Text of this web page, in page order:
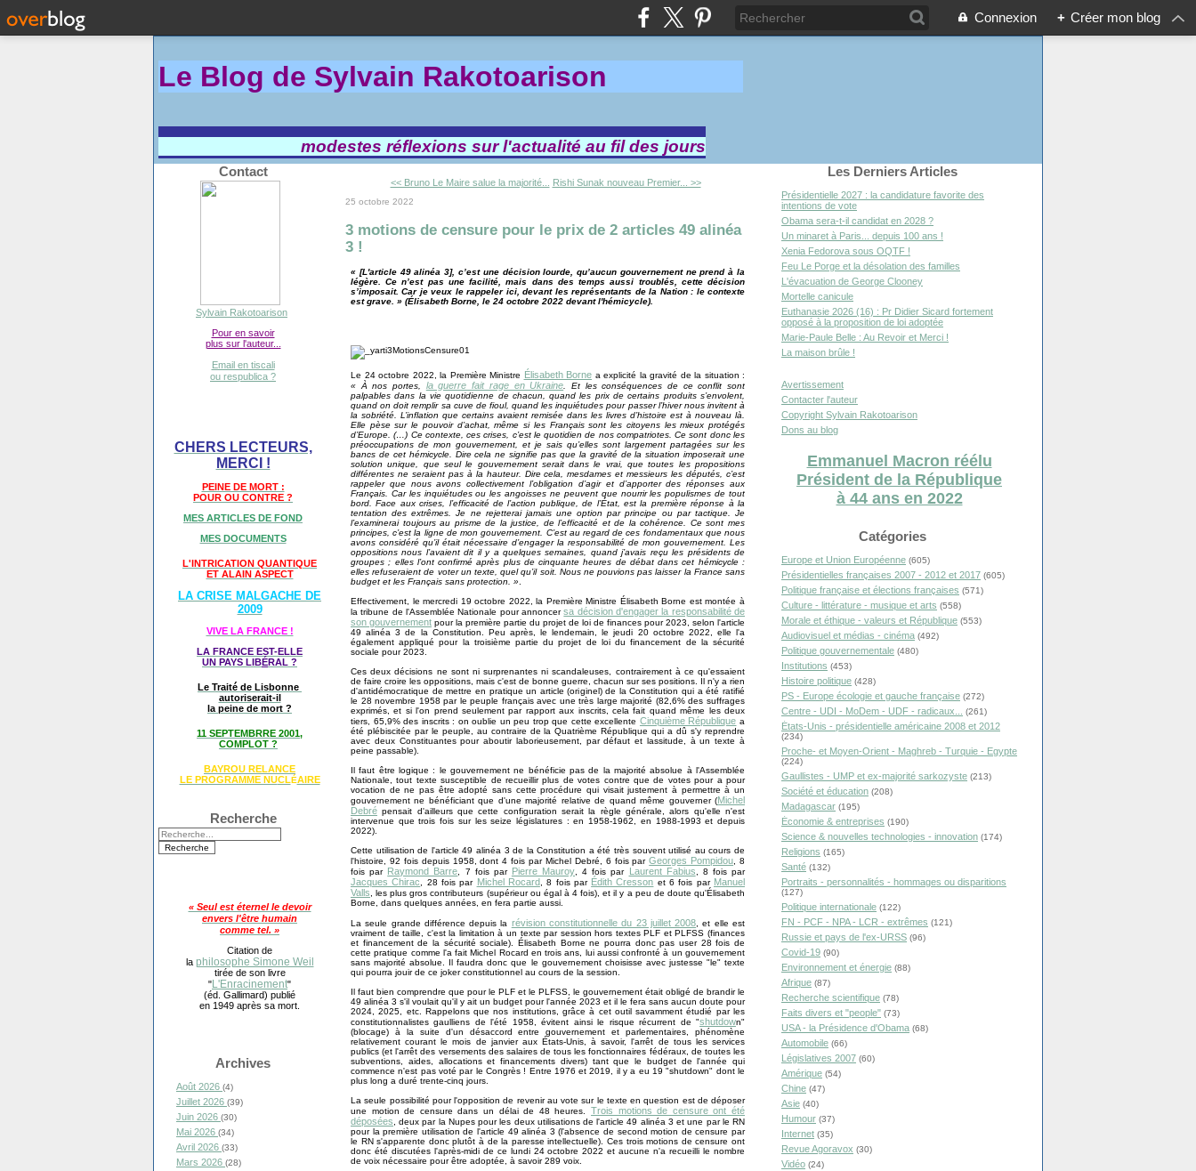
Connexion + Créer mon blog
Le Blog de Sylvain Rakotoarison
modestes réflexions sur l'actualité au fil des jours
Contact
Sylvain Rakotoarison
Pour en savoir
plus sur l'auteur...
Email en tiscali
ou respublica ?
CHERS LECTEURS,
MERCI !
PEINE DE MORT :
POUR OU CONTRE ?
MES ARTICLES DE FOND
MES DOCUMENTS
L'INTRICATION QUANTIQUE
ET ALAIN ASPECT
LA CRISE MALGACHE DE
2009
VIVE LA FRANCE !
LA FRANCE EST-ELLE
UN PAYS LIBÉRAL ?
Le Traité de Lisbonne
autoriserait-il
la peine de mort ?
11 SEPTEMBRRE 2001,
COMPLOT ?
BAYROU RELANCE
LE PROGRAMME NUCLÉAIRE
Recherche
« Seul est éternel le devoir
envers l'être humain
comme tel. »
Citation de
la philosophe Simone Weil
tirée de son livre
"L'Enracinement"
(éd. Gallimard) publié
en 1949 après sa mort.
Archives
Août 2026 (4)
Juillet 2026 (39)
Juin 2026 (30)
Mai 2026 (34)
Avril 2026 (33)
Mars 2026 (28)
<< Bruno Le Maire salue la majorité... Rishi Sunak nouveau Premier... >>
25 octobre 2022
3 motions de censure pour le prix de 2 articles 49 alinéa
3 !
« [L'article 49 alinéa 3], c’est une décision lourde, qu’aucun gouvernement ne prend à la
légère. Ce n’est pas une facilité, mais dans des temps aussi troublés, cette décision
s’imposait. Car je veux le rappeler ici, devant les représentants de la Nation : le contexte
est grave. » (Élisabeth Borne, le 24 octobre 2022 devant l'hémicycle).
Le 24 octobre 2022, la Première Ministre Élisabeth Borne a explicité la gravité de la situation :
« À nos portes, la guerre fait rage en Ukraine . Et les conséquences de ce conflit sont
palpables dans la vie quotidienne de chacun, quand les prix de certains produits s’envolent,
quand on doit remplir sa cuve de fioul, quand les inquiétudes pour passer l’hiver nous invitent à
la sobriété. L’inflation que certains avaient remisée dans les livres d’histoire est à nouveau là.
Elle pèse sur le pouvoir d’achat, même si les Français sont les citoyens les mieux protégés
d’Europe. (…) Ce contexte, ces crises, c’est le quotidien de nos compatriotes. Ce sont donc les
préoccupations de mon gouvernement, et je sais qu’elles sont largement partagées sur les
bancs de cet hémicycle. Dire cela ne signifie pas que la gravité de la situation imposerait une
solution unique, que seul le gouvernement serait dans le vrai, que toutes les propositions
différentes ne seraient pas à la hauteur. Dire cela, mesdames et messieurs les députés, c’est
rappeler que nous avons collectivement l’obligation d’agir et d’apporter des réponses aux
Français. Car les inquiétudes ou les angoisses ne peuvent que nourrir les populismes de tout
bord. Face aux crises, l’efficacité de l’action publique, de l’État, est la première réponse à la
tentation des extrêmes. Je ne rejetterai jamais une option par principe ou par tactique. Je
l’examinerai toujours au prisme de la justice, de l’efficacité et de la cohérence. Ce sont mes
principes, c’est la ligne de mon gouvernement. C’est au regard de ces fondamentaux que nous
avons considéré qu’il était nécessaire d’engager la responsabilité de mon gouvernement. Les
oppositions nous l’avaient dit il y a quelques semaines, quand j’avais reçu les présidents de
groupes ; elles l’ont confirmé après plus de cinquante heures de débat dans cet hémicycle :
elles refuseraient de voter un texte, quel qu’il soit. Nous ne pouvions pas laisser la France sans
budget et les Français sans protection. »
Effectivement, le mercredi 19 octobre 2022, la Première Ministre Élisabeth Borne est montée à
la tribune de l'Assemblée Nationale pour annoncersa décision d'engager la responsabilité de
son gouvernement pour la première partie du projet de loi de finances pour 2023, selon l'article
49 alinéa 3 de la Constitution. Peu après, le lendemain, le jeudi 20 octobre 2022, elle l'a
également appliqué pour la troisième partie du projet de loi du financement de la sécurité
sociale pour 2023.
Ces deux décisions ne sont ni surprenantes ni scandaleuses, contrairement à ce qu'essaient
de faire croire les oppositions, mais c'est de bonne guerre, chacun sur ses positions. Il n'y a rien
d'antidémocratique de mettre en pratique un article (originel) de la Constitution qui a été ratifié
le 28 novembre 1958 par le peuple français avec une très large majorité (82,6% des suffrages
exprimés, et si l'on prend seulement par rapport aux inscrits, cela fait quand même les deux
tiers, 65,9% des inscrits : on oublie un peu trop que cette excellente Cinquième République a
été plébiscitée par le peuple, au contraire de la Quatrième République qui a dû s'y reprendre
avec deux Constituantes pour aboutir laborieusement, par défaut et lassitude, à un texte à
peine passable).
Il faut être logique : le gouvernement ne bénéficie pas de la majorité absolue à l'Assemblée
Nationale, tout texte susceptible de recueillir plus de votes contre que de votes pour a pour
vocation de ne pas être adopté sans cette procédure qui visait justement à permettre à un
gouvernement ne bénéficiant que d'une majorité relative de quand même gouverner (Michel
Debré pensait d'ailleurs que cette configuration serait la règle générale, alors qu'elle n'est
intervenue que trois fois sur les seize législatures : en 1958-1962, en 1988-1993 et depuis
2022).
Cette utilisation de l'article 49 alinéa 3 de la Constitution a été très souvent utilisé au cours de
l'histoire, 92 fois depuis 1958, dont 4 fois par Michel Debré, 6 fois parGeorges Pompidou , 8
fois par Raymond Barre , 7 fois par Pierre Mauroy , 4 fois par Laurent Fabius , 8 fois par
Jacques Chirac , 28 fois par Michel Rocard , 8 fois par Édith Cresson et 6 fois par Manuel
Valls , les plus gros contributeurs (supérieur ou égal à 4 fois), et il y a peu de doute qu'Élisabeth
Borne, dans quelques années, en fera partie aussi.
La seule grande différence depuis la révision constitutionnelle du 23 juillet 2008 , et elle est
vraiment de taille, c'est la limitation à un texte par session hors textes PLF et PLFSS (finances
et financement de la sécurité sociale). Élisabeth Borne ne pourra donc pas user 28 fois de
cette pratique comme l'a fait Michel Rocard en trois ans, lui aussi confronté à un gouvernement
sans majorité absolue. Il faudra donc que le gouvernement choisisse avec justesse "le" texte
qui pourra jouir de ce joker constitutionnel au cours de la session.
Il faut bien comprendre que pour le PLF et le PLFSS, le gouvernement était obligé de brandir le
49 alinéa 3 s'il voulait qu'il y ait un budget pour l'année 2023 et il le fera sans aucun doute pour
2024, 2025, etc. Rappelons que nos institutions, grâce à cet outil savamment étudié par les
constitutionnalistes gaulliens de l'été 1958, évitent ainsi le risque récurrent de "shutdown"
(blocage) à la suite d'un désaccord entre gouvernement et parlementaires, phénomène
relativement courant le mois de janvier aux États-Unis, à savoir, l'arrêt de tous les services
publics (et l'arrêt des versements des salaires de tous les fonctionnaires fédéraux, de toutes les
subventions, aides, allocations et financements divers) tant que le budget de l'année qui
commence n'est pas voté par le Congrès ! Entre 1976 et 2019, il y a eu 19 "shutdown" dont le
plus long a duré trente-cinq jours.
La seule possibilité pour l'opposition de revenir au vote sur le texte en question est de déposer
une motion de censure dans un délai de 48 heures. Trois motions de censure ont été
déposées , deux par la Nupes pour les deux utilisations de l'article 49 alinéa 3 et une par le RN
pour la première utilisation de l'article 49 alinéa 3 (l'absence de second motion de censure par
le RN s'apparente donc plutôt à de la paresse intellectuelle). Ces trois motions de censure ont
donc été discutées l'après-midi de ce lundi 24 octobre 2022 et aucune n'a recueilli le nombre
de voix nécessaire pour être adoptée, à savoir 289 voix.
Les Derniers Articles
Présidentielle 2027 : la candidature favorite des
intentions de vote
Obama sera-t-il candidat en 2028 ?
Un minaret à Paris... depuis 100 ans !
Xenia Fedorova sous OQTF !
Feu Le Porge et la désolation des familles
L'évacuation de George Clooney
Mortelle canicule
Euthanasie 2026 (16) : Pr Didier Sicard fortement
opposé à la proposition de loi adoptée
Marie-Paule Belle : Au Revoir et Merci !
La maison brûle !
Avertissement
Contacter l'auteur
Copyright Sylvain Rakotoarison
Dons au blog
Emmanuel Macron réélu
Président de la République
à 44 ans en 2022
Catégories
Europe et Union Européenne (605)
Présidentielles françaises 2007 - 2012 et 2017 (605)
Politique française et élections françaises (571)
Culture - littérature - musique et arts (558)
Morale et éthique - valeurs et République (553)
Audiovisuel et médias - cinéma (492)
Politique gouvernementale (480)
Institutions (453)
Histoire politique (428)
PS - Europe écologie et gauche française (272)
Centre - UDI - MoDem - UDF - radicaux... (261)
États-Unis - présidentielle américaine 2008 et 2012
(234)
Proche- et Moyen-Orient - Maghreb - Turquie - Egypte
(224)
Gaullistes - UMP et ex-majorité sarkozyste (213)
Société et éducation (208)
Madagascar (195)
Économie & entreprises (190)
Science & nouvelles technologies - innovation (174)
Religions (165)
Santé (132)
Portraits - personnalités - hommages ou disparitions
(127)
Politique internationale (122)
FN - PCF - NPA - LCR - extrêmes (121)
Russie et pays de l'ex-URSS (96)
Covid-19 (90)
Environnement et énergie (88)
Afrique (87)
Recherche scientifique (78)
Faits divers et "people" (73)
USA - la Présidence d'Obama (68)
Automobile (66)
Législatives 2007 (60)
Amérique (54)
Chine (47)
Asie (40)
Humour (37)
Internet (35)
Revue Agoravox (30)
Vidéo (24)